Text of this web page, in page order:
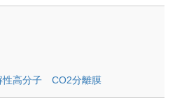
高分子 CO2分離膜